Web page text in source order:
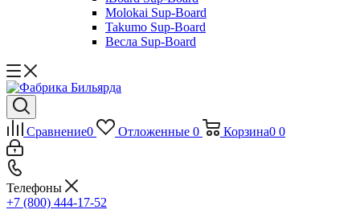
Molokai Sup-Board
Takumo Sup-Board
Весла Sup-Board
Сравнение0 Отложенные 0 Корзина0 0
Телефоны
+7 (800) 444-17-52